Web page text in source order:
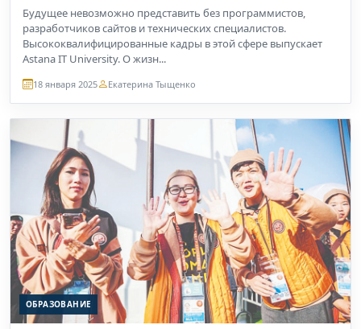
Будущее невозможно представить без программистов,
разработчиков сайтов и технических специалистов.
Высококвалифицированные кадры в этой сфере выпускает
Astana IT University. О жизн...
18 января 2025 Екатерина Тыщенко
ОБРАЗОВАНИЕ